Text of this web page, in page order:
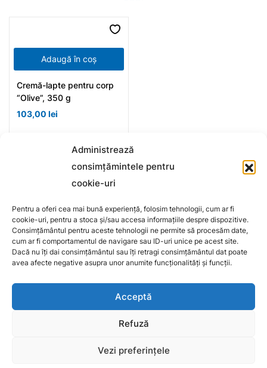
Administrează
consimțămintele pentru
cookie-uri
Pentru a oferi cea mai bună experiență, folosim tehnologii, cum ar fi
cookie-uri, pentru a stoca și/sau accesa informațiile despre dispozitive.
Consimțământul pentru aceste tehnologii ne permite să procesăm date,
cum ar fi comportamentul de navigare sau ID-uri unice pe acest site.
Dacă nu îți dai consimțământul sau îți retragi consimțământul dat poate
avea afecte negative asupra unor anumite funcționalități și funcții.
Acceptă
Refuză
Vezi preferințele
Adaugă în coș
Cremă-lapte pentru corp
“Olive”, 350 g
103,00 lei
Produse asemănătoare:
Adaugă în coș
regenerantă cu extract de
Adaugă în coș
maini anti-imbatrânire cu
43,20